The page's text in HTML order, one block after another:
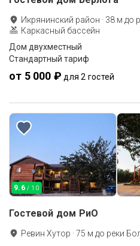
Икрянинский район · 38 м до
Каркасный бассейн
Дом двухместный
Стандартный тариф
от 5 000 ₽ для 2 гостей
9.6 / 10
Гостевой дом РиО
Ревин Хутор ·75 м до реки